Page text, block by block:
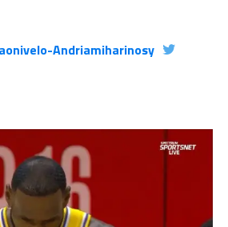
Andriamiharinosy